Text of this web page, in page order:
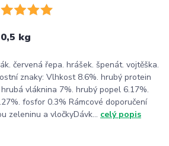
kg
červená řepa. hrášek. špenát. vojtěška.
znaky: Vlhkost 8.6%. hrubý protein
vláknina 7%. hrubý popel 6.17%.
fosfor 0.3% Rámcové doporučení
zeleninu a vločkyDávk... celý popis